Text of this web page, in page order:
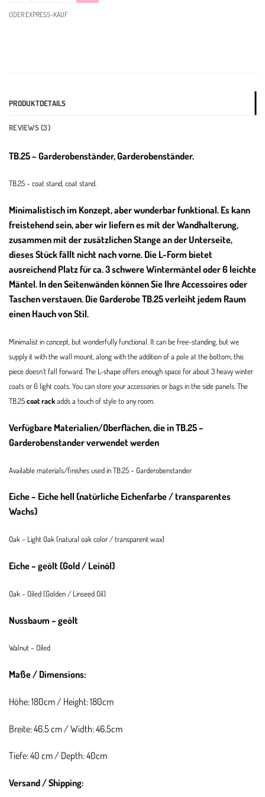
ODER EXPRESS-KAUF
PRODUKTDETAILS
REVIEWS (3)
TB.25 – Garderobenständer, Garderobenständer.
TB.25 – coat stand, coat stand.
Minimalistisch im Konzept, aber wunderbar funktional. Es kann
freistehend sein, aber wir liefern es mit der Wandhalterung,
zusammen mit der zusätzlichen Stange an der Unterseite,
dieses Stück fällt nicht nach vorne. Die L-Form bietet
ausreichend Platz für ca. 3 schwere Wintermäntel oder 6 leichte
Mäntel. In den Seitenwänden können Sie Ihre Accessoires oder
Taschen verstauen. Die Garderobe TB.25 verleiht jedem Raum
einen Hauch von Stil.
Minimalist in concept, but wonderfully functional. It can be free-standing, but we
supply it with the wall mount, along with the addition of a pole at the bottom, this
piece doesn’t fall forward. The L-shape offers enough space for about 3 heavy winter
coats or 6 light coats. You can store your accessories or bags in the side panels. The
TB.25coat rackadds a touch of style to any room.
Verfügbare Materialien/Oberflächen, die in TB.25 –
Garderobenstander verwendet werden
Available materials/finishes used inTB.25 – Garderobenstander
Eiche – Eiche hell (natürliche Eichenfarbe / transparentes
Wachs)
Oak – Light Oak (natural oak color / transparent wax)
Eiche – geölt (Gold / Leinöl)
Oak – Oiled (Golden / Linseed Oil)
Nussbaum – geölt
Walnut – Oiled
Maße / Dimensions:
Höhe: 180cm / Height: 180cm
Breite: 46.5 cm / Width: 46.5cm
Tiefe: 40 cm / Depth: 40cm
Versand / Shipping: